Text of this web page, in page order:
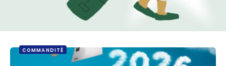
COMMANDITÉ